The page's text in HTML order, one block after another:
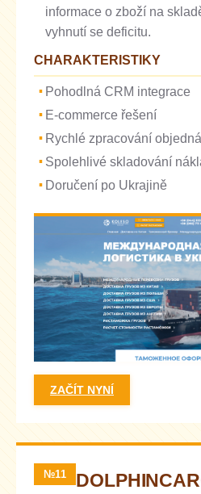
informace o zboží na
vyhnutí se deficitu.
CHARAKTERISTIKY
Pohodlná CRM integrace
E-commerce řešení
Rychlé zpracování
Spolehlivé skladování
Doručení po Ukrajině
ZAČÍT NYNÍ
№11